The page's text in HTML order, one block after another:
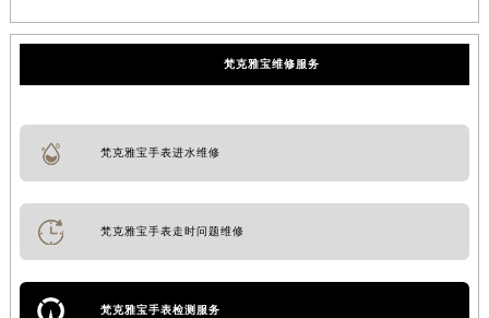
梵克雅宝维修服务
梵克雅宝手表进水维修
梵克雅宝手表走时问题维修
梵克雅宝手表检测服务